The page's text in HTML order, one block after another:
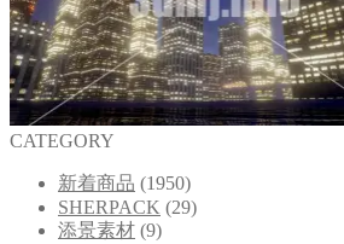
CATEGORY
新着商品 (1950)
SHERPACK (29)
添景素材 (9)